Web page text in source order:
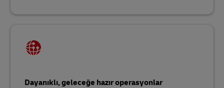
Dayanıklı, geleceğe hazır operasyonlar